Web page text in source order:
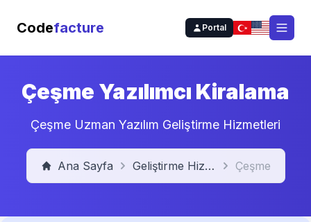
Codefacture Portal
Çeşme Yazılımcı Kiralama
Çeşme Uzman Yazılım Geliştirme Hizmetleri
Ana Sayfa Geliştirme Hizmetleri Çeşme